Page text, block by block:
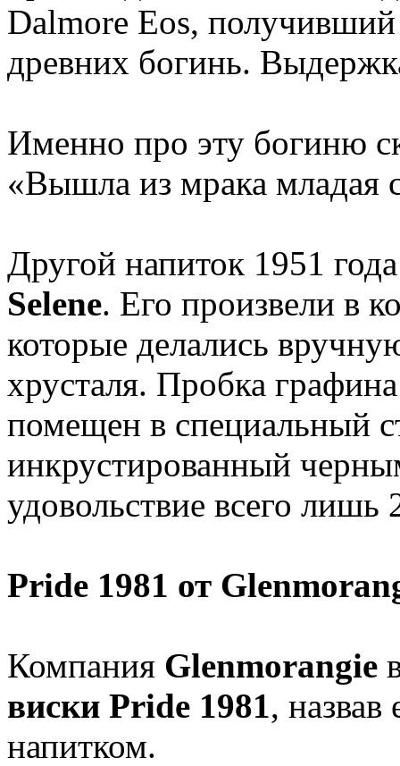
Dalmore Eos, получивший
древних богинь.
Именно про эту богиню
«Вышла из мрака младая
Другой напиток 1951
Selene. Его произвели в
которые делались
хрусталя. Пробка
помещен в специальный
инкрустированный
удовольствие всего
Pride 1981 от
Компания Glenmorangie
виски Pride 1981,
напитком.